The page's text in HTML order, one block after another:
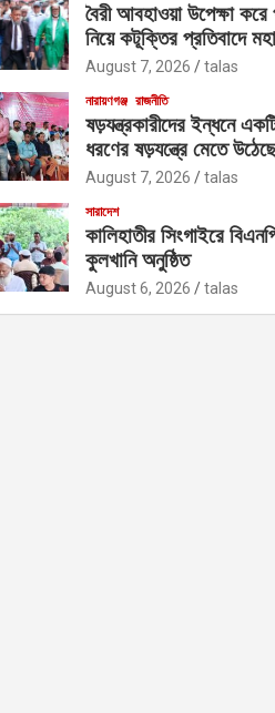
বৈরী আবহাওয়া উপেক্ষা করে
নিয়ে কটূক্তির প্রতিবাদে
বিক্ষোভ
August 7, 2026 talas
নারায়ণগঞ্জ রাজনীতি
ষড়যন্ত্রকারীদের ইন্ধনে
ধরণের ষড়যন্ত্রে মেতে
আজাদ
August 7, 2026 talas
সারাদেশ
কালিহাতীর সিংগাইরে
কুলখানি অনুষ্ঠিত
August 6, 2026 talas